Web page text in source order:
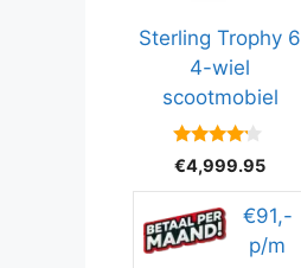
Sterling Trophy 6
4-wiel
scootmobiel
4
van 5
€4,999.95
€91,-
p/m